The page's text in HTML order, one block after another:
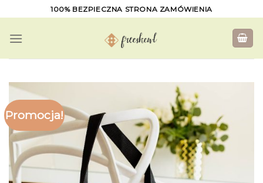
to
content
100% BEZPIECZNA STRONA ZAMÓWIENIA
Promocja!